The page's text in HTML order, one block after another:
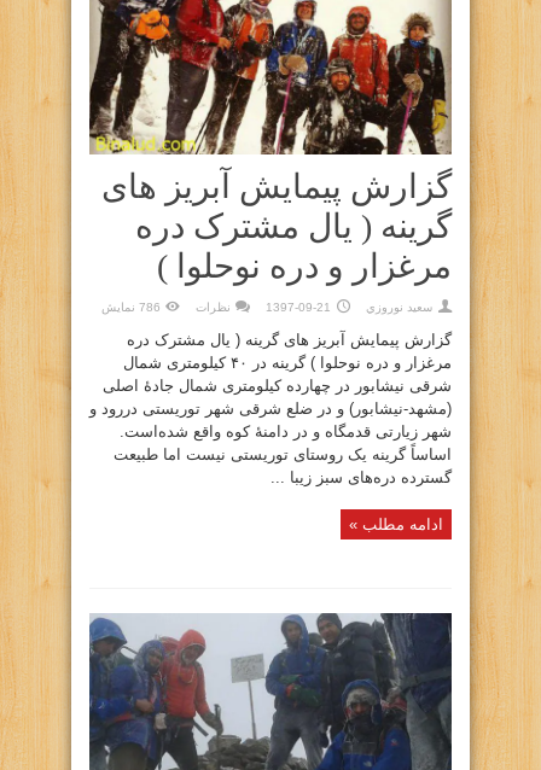
گزارش پیمایش آبریز های
گرینه ( یال مشترک دره
مرغزار و دره نوحلوا )
سعيد نوروزي 1397-09-21 نظرات 786 نمایش
گزارش پیمایش آبریز های گرینه ( یال مشترک دره
مرغزار و دره نوحلوا ) گرینه در ۴۰ کیلومتری شمال
شرقی نیشابور در چهارده کیلومتری شمال جادهٔ اصلی
(مشهد-نیشابور) و در ضلع شرقی شهر توریستی دررود و
شهر زیارتی قدمگاه و در دامنهٔ کوه واقع شده‌است.
اساساً گرینه یک روستای توریستی نیست اما طبیعت
گسترده دره‌های سبز زیبا ...
ادامه مطلب »